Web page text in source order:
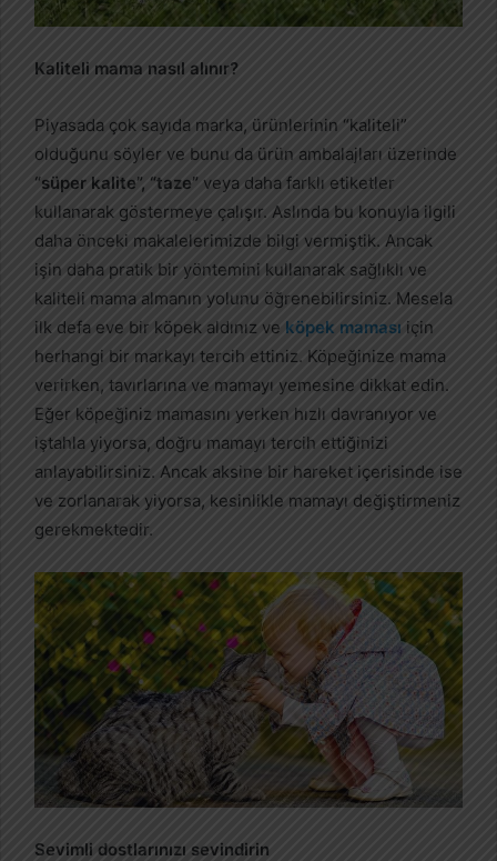
Kaliteli mama nasıl alınır?
Piyasada çok sayıda marka, ürünlerinin “kaliteli”
olduğunu söyler ve bunu da ürün ambalajları üzerinde
“süper kalite”, “taze” veya daha farklı etiketler
kullanarak göstermeye çalışır. Aslında bu konuyla ilgili
daha önceki makalelerimizde bilgi vermiştik. Ancak
işin daha pratik bir yöntemini kullanarak sağlıklı ve
kaliteli mama almanın yolunu öğrenebilirsiniz. Mesela
ilk defa eve bir köpek aldınız ve köpek maması için
herhangi bir markayı tercih ettiniz. Köpeğinize mama
verirken, tavırlarına ve mamayı yemesine dikkat edin.
Eğer köpeğiniz mamasını yerken hızlı davranıyor ve
iştahla yiyorsa, doğru mamayı tercih ettiğinizi
anlayabilirsiniz. Ancak aksine bir hareket içerisinde ise
ve zorlanarak yiyorsa, kesinlikle mamayı değiştirmeniz
gerekmektedir.
Sevimli dostlarınızı sevindirin